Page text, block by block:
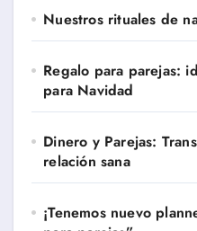
Nuestros rituales de
Regalo para parejas:
para Navidad
Dinero y Parejas:
relación sana
¡Tenemos nuevo